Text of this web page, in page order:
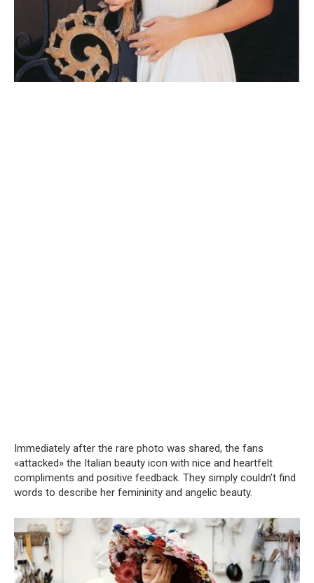
Immediately after the rare photo was shared, the fans
«attacked» the Italian beauty icon with nice and heartfelt
compliments and positive feedback. They simply couldn’t find
words to describe her femininity and angelic beauty.